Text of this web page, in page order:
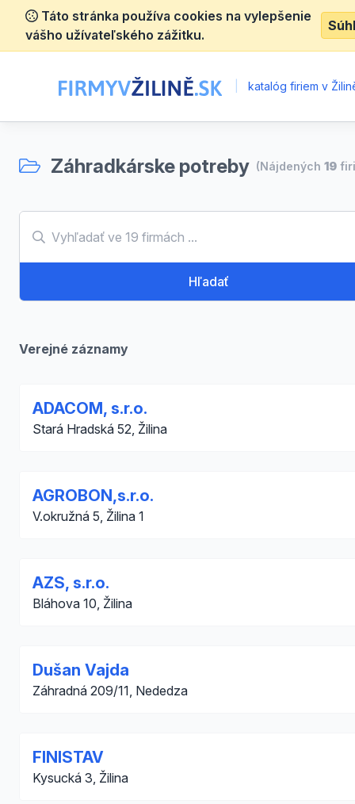
Táto stránka používa cookies na vylepšenie
vášho užívateľského zážitku.
katalóg firiem v
Záhradkárske potreby (Nájdených 19
Hľadať
Verejné záznamy
ADACOM, s.r.o.
Stará Hradská 52, Žilina
AGROBON,s.r.o.
V.okružná 5, Žilina 1
AZS, s.r.o.
Bláhova 10, Žilina
Dušan Vajda
Záhradná 209/11, Nededza
FINISTAV
Kysucká 3, Žilina